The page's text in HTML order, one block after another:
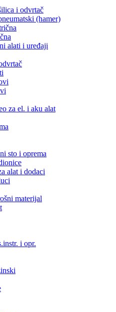
i odvrtač
(hamer)
alati i uređaji
za el. i aku alat
sto i oprema
alat i dodaci
materijal
i opr.